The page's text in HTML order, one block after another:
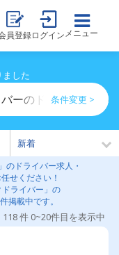
員登録ログイン メニュー
した
ーのドライバー求人
条件変更 >
のドライバー求人・
せください！
ライバー」の
掲載中です。
118 件 0~20件目を表示中